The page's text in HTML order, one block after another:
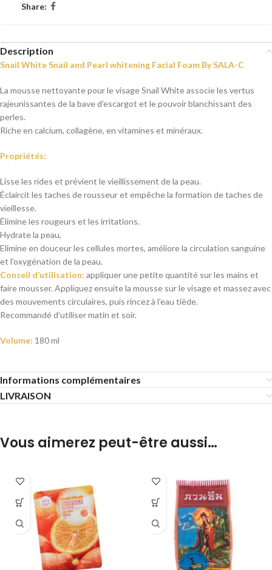
Share:
Description
Snail White Snail and Pearl whitening Facial Foam By SALA-C
La mousse nettoyante pour le visage Snail White associe les vertus
rajeunissantes de la bave d’escargot et le pouvoir blanchissant des
perles.
Riche en calcium, collagène, en vitamines et minéraux.
Propriétés:
Lisse les rides et prévient le vieillissement de la peau.
Éclaircit les taches de rousseur et empêche la formation de taches de
vieillesse.
Élimine les rougeurs et les irritations.
Hydrate la peau,
Elimine en douceur les cellules mortes, améliore la circulation sanguine
et l’oxygénation de la peau.
Conseil d’utilisation: appliquer une petite quantité sur les mains et
faire mousser. Appliquez ensuite la mousse sur le visage et massez avec
des mouvements circulaires, puis rincez à l’eau tiède.
Recommandé d’utiliser matin et soir.
Volume: 180 ml
Informations complémentaires
LIVRAISON
Vous aimerez peut-être aussi…